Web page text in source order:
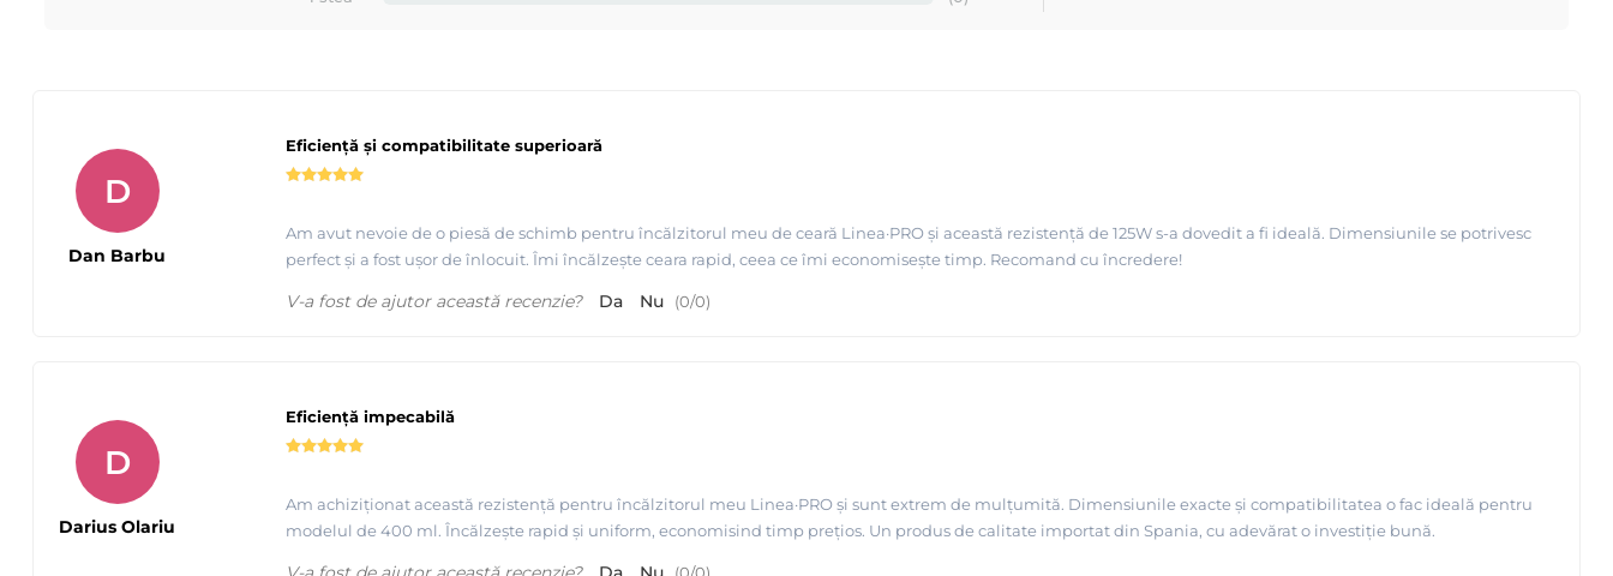
Eficiență și compatibilitate superioară
Am avut nevoie de o piesă de schimb pentru încălzitorul meu de ceară Linea·PRO și această rezistență de 125W s-a dovedit a fi ideală. Dimensiunile se potrivesc
perfect și a fost ușor de înlocuit. Îmi încălzește ceara rapid, ceea ce îmi economisește timp. Recomand cu încredere!
D
Dan Barbu
V-a fost de ajutor această recenzie? Da Nu (0/0)
Eficiență impecabilă
Am achiziționat această rezistență pentru încălzitorul meu Linea·PRO și sunt extrem de mulțumită. Dimensiunile exacte și compatibilitatea o fac ideală pentru
modelul de 400 ml. Încălzește rapid și uniform, economisind timp prețios. Un produs de calitate importat din Spania, cu adevărat o investiție bună.
D
Darius Olariu